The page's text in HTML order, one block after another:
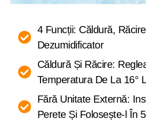
4 Funcții: Căldură,
Dezumidificator
Căldură Și Răcire:
Temperatura De La 16°
Fără Unitate Externă:
Perete Și Folosește-l În